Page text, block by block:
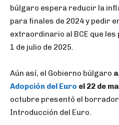
búlgaro espera reducir la
para finales de 2024 y pedir
extraordinario al BCE que
1 de julio de 2025.
Aún así, el Gobierno búlgaro
Adopción del Euro el 22 de
octubre presentó el borrador
Introducción del Euro.